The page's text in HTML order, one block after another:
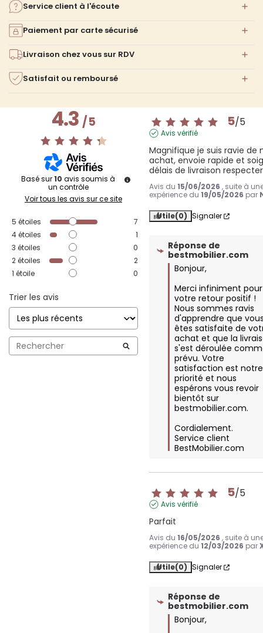
Service client à l'écoute
Paiement par carte sécurisé
Livraison chez vous sur RDV
Satisfait ou remboursé
4.3/5
Basé sur10 avis soumis à
un contrôle
Voir tous les avis sur ce site
5 étoiles
7
4étoiles
1
3 étoiles
0
2étoiles
2
1 étoile 0
Trier les avis
5/5
Avis vérifié
Magnifique je suis ravie de
achat, envoie rapide et
délais de livraison
Avis du15/06/2026 , suite à
expérience du19/05/2026 par
Utile(0) Signaler
Réponse de
bestmobilier.com
Bonjour,
Merci infiniment pour
votre retour positif !
Nous sommes ravis
d'apprendre que
êtes satisfaite de
achat et que la
s'est déroulée
prévu. Votre
satisfaction est notre
priorité et nous
espérons vous revoir
bientôt sur
bestmobilier.com.
Cordialement.
Service client
BestMobilier.com
5/5
Avis vérifié
Parfait
Avis du16/05/2026 , suite à
expérience du12/03/2026 par
Utile(0) Signaler
Réponse de
bestmobilier.com
Bonjour,